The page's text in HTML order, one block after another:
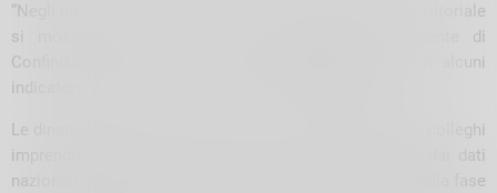
“Negli ultimi sei mesi dello scorso anno, lo scenario territoriale
si mostra ancora articolato – evidenzia il Presidente di
Confindustria Lecco e Sondrio,
– con alcuni
indicatori in rallentamento, anche se in modo contenuto.
Le dinamiche rilevate sono in linea con il sentiment dei colleghi
imprenditori emerso nel semestre, confermato anche dai dati
nazionali, e sembrerebbero indicare un assestamento della fase